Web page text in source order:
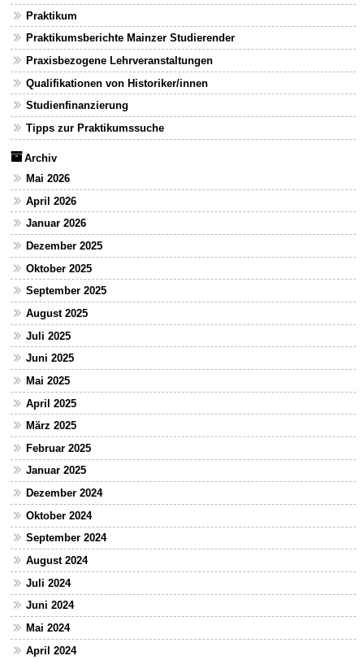
Praktikum
Praktikumsberichte Mainzer Studierender
Praxisbezogene Lehrveranstaltungen
Qualifikationen von Historiker/innen
Studienfinanzierung
Tipps zur Praktikumssuche
Archiv
Mai 2026
April 2026
Januar 2026
Dezember 2025
Oktober 2025
September 2025
August 2025
Juli 2025
Juni 2025
Mai 2025
April 2025
März 2025
Februar 2025
Januar 2025
Dezember 2024
Oktober 2024
September 2024
August 2024
Juli 2024
Juni 2024
Mai 2024
April 2024